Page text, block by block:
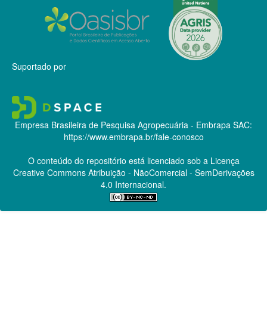
Suportado por
Empresa Brasileira de Pesquisa Agropecuária - Embrapa SAC:
https://www.embrapa.br/fale-conosco
O conteúdo do repositório está licenciado sob a Licença
Creative CommonsAtribuição - NãoComercial - SemDerivações
4.0 Internacional.